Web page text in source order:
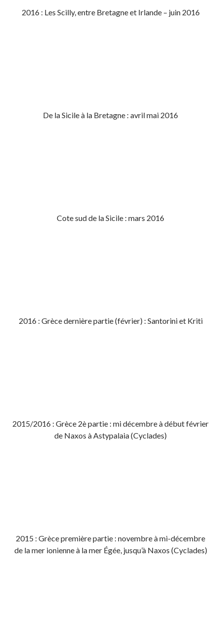
2016 : Les Scilly, entre Bretagne et Irlande – juin 2016
De la Sicile à la Bretagne : avril mai 2016
Cote sud de la Sicile : mars 2016
2016 : Grèce dernière partie (février) : Santorini et Kriti
2015/2016 : Grèce 2è partie : mi décembre à début février
de Naxos à Astypalaia (Cyclades)
2015 : Grèce première partie : novembre à mi-décembre
de la mer ionienne à la mer Égée, jusqu’à Naxos (Cyclades)